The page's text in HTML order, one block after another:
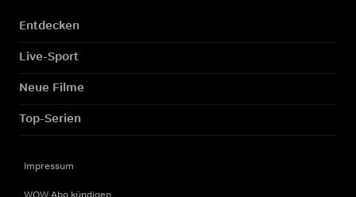
Entdecken
Live-Sport
Neue Filme
Top-Serien
Impressum